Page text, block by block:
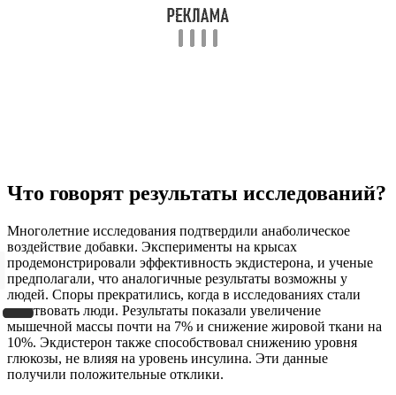
Что говорят результаты исследований?
Многолетние исследования подтвердили анаболическое
воздействие добавки. Эксперименты на крысах
продемонстрировали эффективность экдистерона, и ученые
предполагали, что аналогичные результаты возможны у
людей. Споры прекратились, когда в исследованиях стали
участвовать люди. Результаты показали увеличение
мышечной массы почти на 7% и снижение жировой ткани на
10%. Экдистерон также способствовал снижению уровня
глюкозы, не влияя на уровень инсулина. Эти данные
получили положительные отклики.